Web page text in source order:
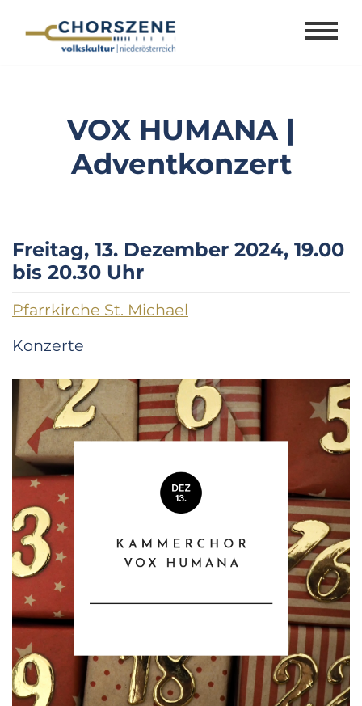
VOX HUMANA |
Adventkonzert
Freitag, 13. Dezember 2024, 19.00
bis 20.30 Uhr
Pfarrkirche St. Michael
Konzerte